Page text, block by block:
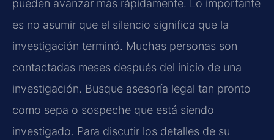
pueden avanzar más rápidamente. Lo importante
es no asumir que el silencio significa que la
investigación terminó. Muchas personas son
contactadas meses después del inicio de una
investigación. Busque asesoría legal tan pronto
como sepa o sospeche que está siendo
investigado. Para discutir los detalles de su